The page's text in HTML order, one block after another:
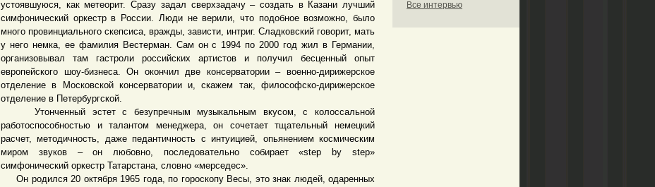
устоявшуюся, как метеорит. Сразу задал сверхзадачу – создать в Казани лучший
симфонический оркестр в России. Люди не верили, что подобное возможно, было
много провинциального скепсиса, вражды, зависти, интриг. Сладковский говорит, мать
у него немка, ее фамилия Вестерман. Сам он с 1994 по 2000 год жил в Германии,
организовывал там гастроли российских артистов и получил бесценный опыт
европейского шоу-бизнеса. Он окончил две консерватории – военно-дирижерское
отделение в Московской консерватории и, скажем так, философско-дирижерское
отделение в Петербургской.
Утонченный эстет с безупречным музыкальным вкусом, с колоссальной
работоспособностью и талантом менеджера, он сочетает тщательный немецкий
расчет, методичность, даже педантичность с интуицией, опьянением космическим
миром звуков – он любовно, последовательно собирает «step by step»
симфонический оркестр Татарстана, словно «мерседес».
Он родился 20 октября 1965 года, по гороскопу Весы, это знак людей, одаренных
Все интервью